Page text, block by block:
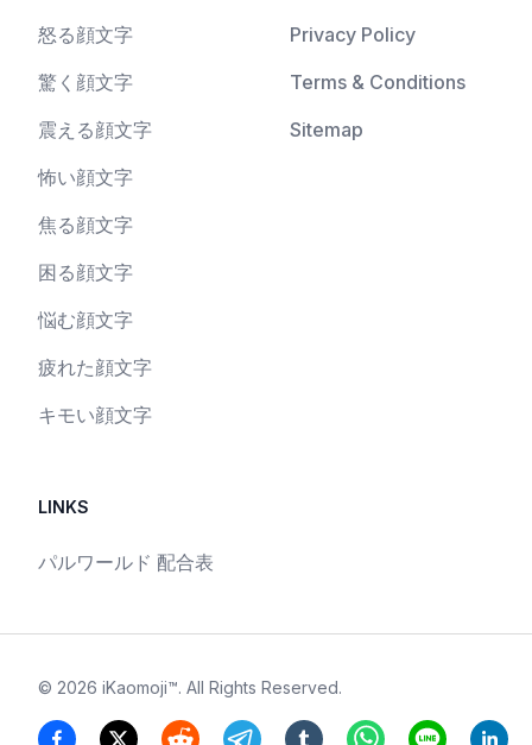
怒る顔文字
驚く顔文字
震える顔文字
怖い顔文字
焦る顔文字
困る顔文字
悩む顔文字
疲れた顔文字
キモい顔文字
Privacy Policy
Terms & Conditions
Sitemap
LINKS
パルワールド 配合表
© 2026 iKaomoji™. All Rights Reserved.